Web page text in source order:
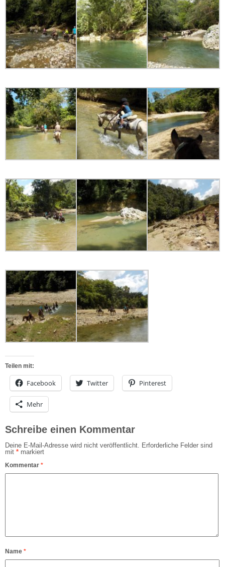
Teilen mit:
Facebook Twitter Pinterest
Mehr
Schreibe einen Kommentar
Deine E-Mail-Adresse wird nicht veröffentlicht. Erforderliche Felder sind
mit * markiert
Kommentar *
Name *